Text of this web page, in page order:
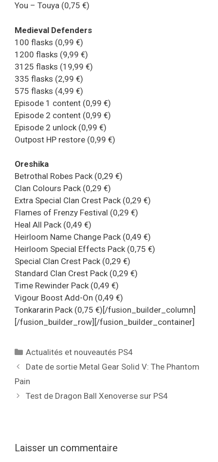
You – Touya (0,75 €)
Medieval Defenders
100 flasks (0,99 €)
1200 flasks (9,99 €)
3125 flasks (19,99 €)
335 flasks (2,99 €)
575 flasks (4,99 €)
Episode 1 content (0,99 €)
Episode 2 content (0,99 €)
Episode 2 unlock (0,99 €)
Outpost HP restore (0,99 €)
Oreshika
Betrothal Robes Pack (0,29 €)
Clan Colours Pack (0,29 €)
Extra Special Clan Crest Pack (0,29 €)
Flames of Frenzy Festival (0,29 €)
Heal All Pack (0,49 €)
Heirloom Name Change Pack (0,49 €)
Heirloom Special Effects Pack (0,75 €)
Special Clan Crest Pack (0,29 €)
Standard Clan Crest Pack (0,29 €)
Time Rewinder Pack (0,49 €)
Vigour Boost Add-On (0,49 €)
Tonkararin Pack (0,75 €)[/fusion_builder_column]
[/fusion_builder_row][/fusion_builder_container]
Catégories
Actualités et nouveautés PS4
Date de sortie Metal Gear Solid V: The Phantom
Pain
Test de Dragon Ball Xenoverse sur PS4
Laisser un commentaire